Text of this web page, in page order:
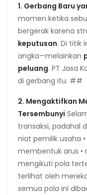
1. Gerbang Baru
momen ketika
bergerak karena
keputusan. Di titik
angka—melainkan
peluang. PT Jasa
di gerbang itu. ##
2. Mengaktifkan
Tersembunyi
transaksi, padahal
niat pemilik usaha
membentuk arus
mengikuti pola
terlihat oleh
semua pola ini